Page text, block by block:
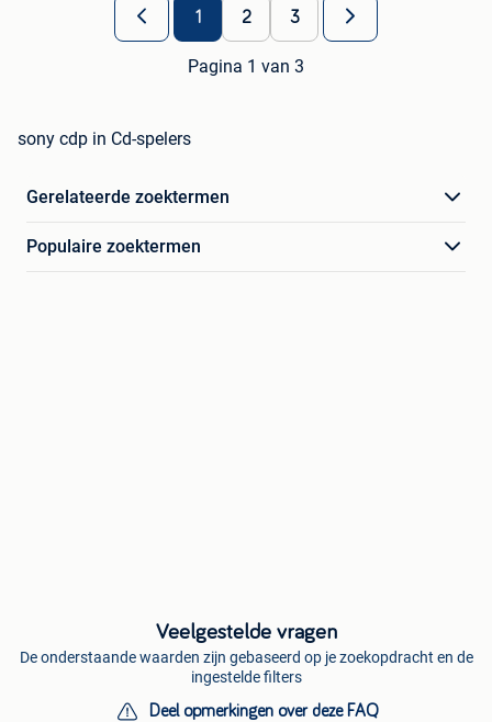
1 2 3
Pagina 1 van 3
sony cdp in Cd-spelers
Gerelateerde zoektermen
Populaire zoektermen
Veelgestelde vragen
De onderstaande waarden zijn gebaseerd op je zoekopdracht en de
ingestelde filters
Deel opmerkingen over deze FAQ